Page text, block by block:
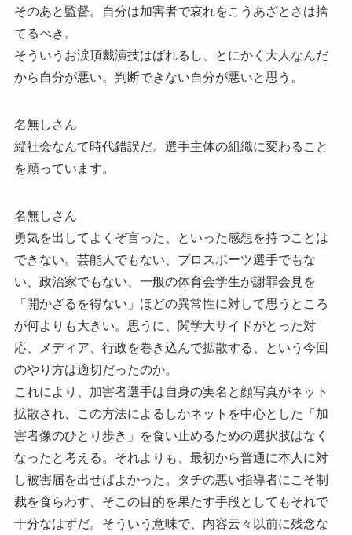
そのあと監督。自分は加害者で哀れをこうあざとさは捨
てるべき。
そういうお涙頂戴演技はばれるし、とにかく大人なんだ
から自分が悪い。判断できない自分が悪いと思う。
名無しさん
縦社会なんて時代錯誤だ。選手主体の組織に変わること
を願っています。
名無しさん
勇気を出してよくぞ言った、といった感想を持つことは
できない。芸能人でもない、プロスポーツ選手でもな
い、政治家でもない、一般の体育会学生が謝罪会見を
「開かざるを得ない」ほどの異常性に対して思うところ
が何よりも大きい。思うに、関学大サイドがとった対
応、メディア、行政を巻き込んで拡散する、という今回
のやり方は適切だったのか。
これにより、加害者選手は自身の実名と顔写真がネット
拡散され、この方法によるしかネットを中心とした「加
害者像のひとり歩き」を食い止めるための選択肢はなく
なったと考える。それよりも、最初から普通に本人に対
し被害届を出せばよかった。タチの悪い指導者にこそ制
裁を食らわす、そこの目的を果たす手段としてもそれで
十分なはずだ。そういう意味で、内容云々以前に残念な